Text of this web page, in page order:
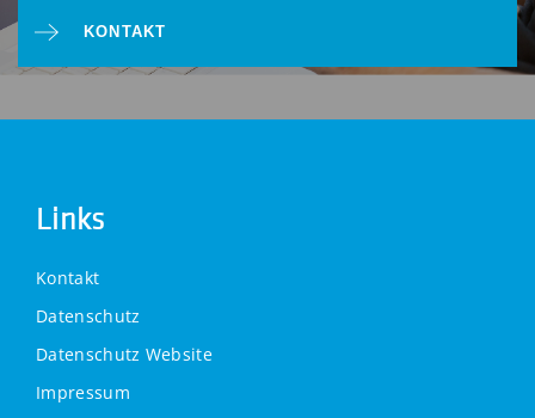
KONTAKT
Links
Kontakt
Datenschutz
Datenschutz Website
Impressum